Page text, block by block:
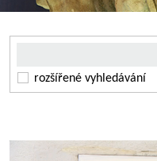
rozšířené vyhledávání